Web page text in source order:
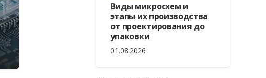
Виды микросхем и
этапы их производства
от проектирования до
упаковки
01.08.2026